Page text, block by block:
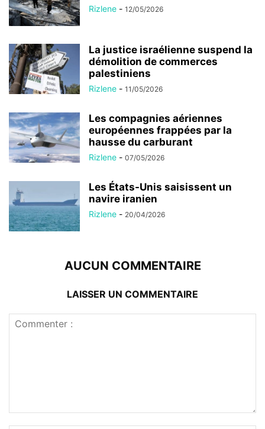
Rizlene - 12/05/2026
La justice israélienne suspend la
démolition de commerces
palestiniens
Rizlene - 11/05/2026
Les compagnies aériennes
européennes frappées par la
hausse du carburant
Rizlene - 07/05/2026
Les États-Unis saisissent un
navire iranien
Rizlene - 20/04/2026
AUCUN COMMENTAIRE
LAISSER UN COMMENTAIRE